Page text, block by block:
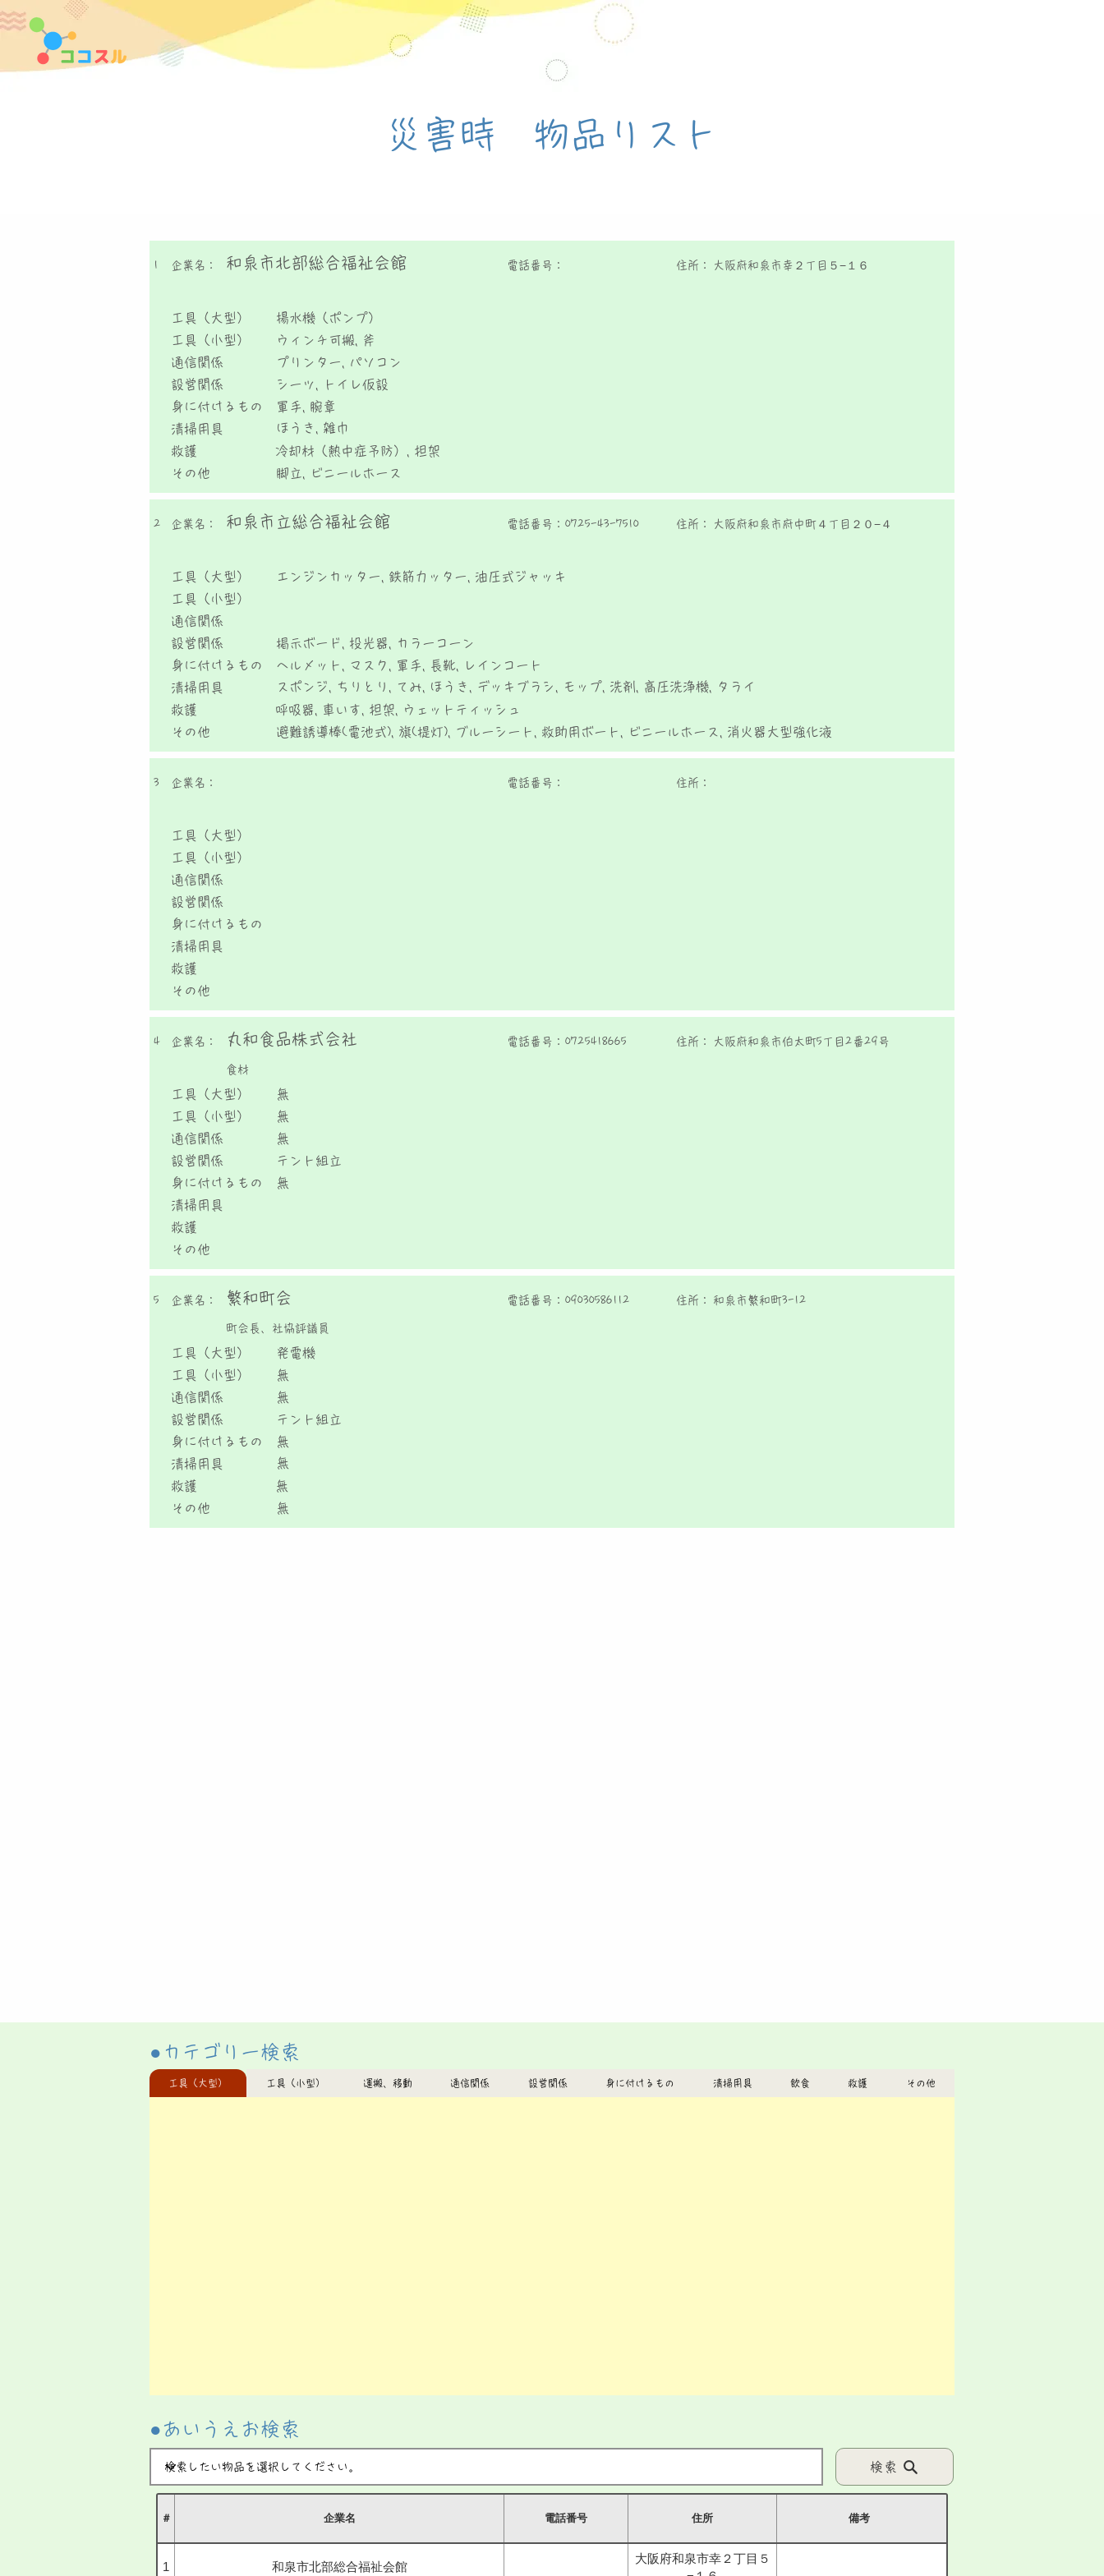
​災害時 物品リスト
1 企業名： 和泉市北部総合福祉会館 電話番号： 住所： 大阪府和泉市幸２丁目５−１６
工具（大型）
揚水機（ポンプ）
工具（小型）
ウィンチ可搬, 斧
通信関係
プリンター, パソコン
設営関係
シーツ, トイレ仮設
身に付けるもの
軍手, 腕章
清掃用具
ほうき, 雑巾
救護
冷却材（熱中症予防）, 担架
その他
脚立, ビニールホース
2 企業名： 和泉市立総合福祉会館 電話番号： 0725-43-7510 住所： 大阪府和泉市府中町４丁目２０−４
工具（大型）
エンジンカッター, 鉄筋力ッター, 油圧式ジャッキ
工具（小型）
通信関係
設営関係
掲示ボード, 投光器, カラーコーン
身に付けるもの
ヘルメット, マスク, 軍手, 長靴, レインコート
清掃用具
スポンジ, ちりとり, てみ, ほうき, デッキブラシ, モップ, 洗剤, 高圧洗浄機, タライ
救護
呼吸器, 車いす, 担架, ウェットティッシュ
その他
避難誘導棒(電池式), 旗(提灯), ブルーシート, 救助用ボート, ビニールホース, 消火器大型強化液
3 企業名： 電話番号： 住所：
工具（大型）
工具（小型）
通信関係
設営関係
身に付けるもの
清掃用具
救護
その他
4 企業名： 丸和食品株式会社 電話番号： 0725418665 住所： 大阪府和泉市伯太町5丁目2番29号
食材
工具（大型）
無
工具（小型）
無
通信関係
無
設営関係
テント組立
身に付けるもの
無
清掃用具
救護
その他
5 企業名： 繁和町会 電話番号： 09030586112 住所： 和泉市繁和町3-12
町会長、社協評議員
工具（大型）
発電機
工具（小型）
無
通信関係
無
設営関係
テント組立
身に付けるもの
無
清掃用具
無
救護
無
その他
無
​●カテゴリー検索
工具（大型） 工具（小型） 運搬、移動 通信関係 設営関係 身に付けるもの 清掃用具 飲食 救護 その他
​●あいうえお検索
検索
＃ 企業名 電話番号 住所 備考
1 和泉市北部総合福祉会館
大阪府和泉市幸２丁目５